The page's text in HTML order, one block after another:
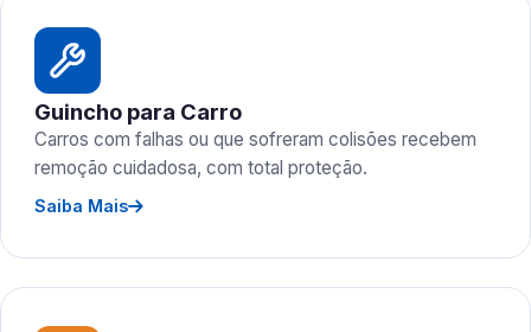
Guincho para Carro
Carros com falhas ou que sofreram colisões recebem
remoção cuidadosa, com total proteção.
Saiba Mais